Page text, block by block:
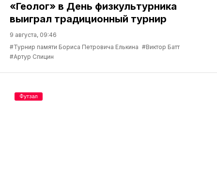
«Геолог» в День физкультурника
выиграл традиционный турнир
9 августа, 09:46
#Турнир памяти Бориса Петровича Елькина #Виктор Батт
#Артур Спицин
Футзал